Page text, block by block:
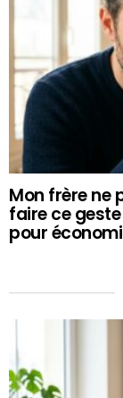
Mon frère ne
faire ce
pour